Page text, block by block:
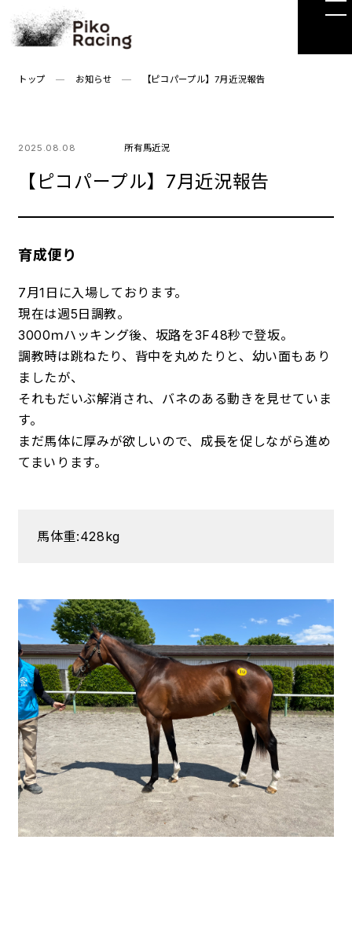
to
content
トップ お知らせ 【ピコパープル】7月近況報告
2025.08.08 所有馬近況
【ピコパープル】7月近況報告
育成便り
7月1日に入場しております。
現在は週5日調教。
3000ｍハッキング後、坂路を3F48秒で登坂。
調教時は跳ねたり、背中を丸めたりと、幼い面もあり
ましたが、
それもだいぶ解消され、バネのある動きを見せていま
す。
まだ馬体に厚みが欲しいので、成長を促しながら進め
てまいります。
馬体重:428kg